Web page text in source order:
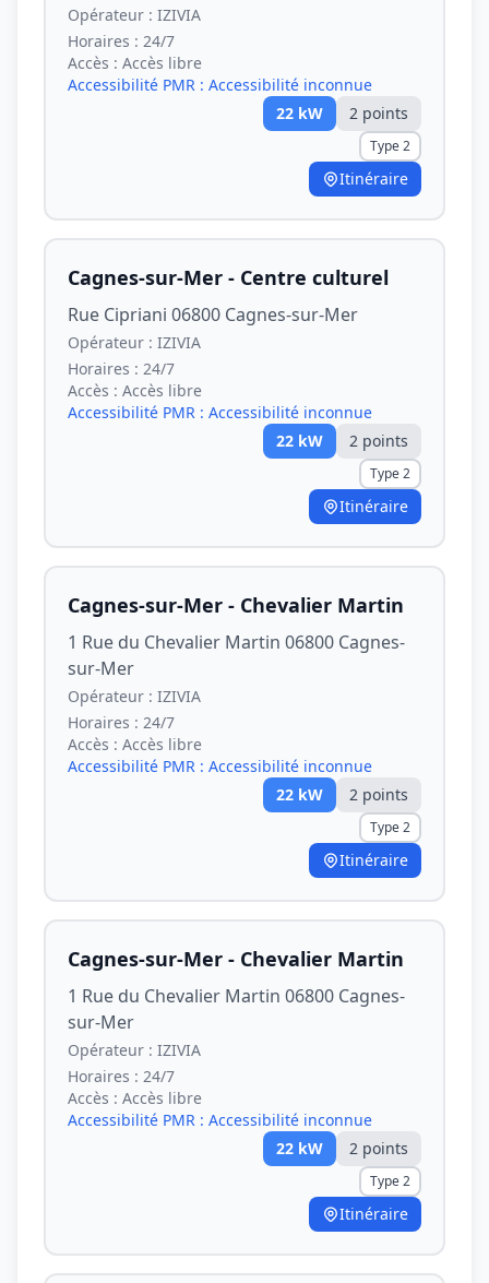
Opérateur : IZIVIA
Horaires : 24/7
Accès : Accès libre
Accessibilité PMR : Accessibilité inconnue
22 kW 2 points
Type 2
Itinéraire
Cagnes-sur-Mer - Centre culturel
Rue Cipriani 06800 Cagnes-sur-Mer
Opérateur : IZIVIA
Horaires : 24/7
Accès : Accès libre
Accessibilité PMR : Accessibilité inconnue
22 kW 2 points
Type 2
Itinéraire
Cagnes-sur-Mer - Chevalier Martin
1 Rue du Chevalier Martin 06800 Cagnes-
sur-Mer
Opérateur : IZIVIA
Horaires : 24/7
Accès : Accès libre
Accessibilité PMR : Accessibilité inconnue
22 kW 2 points
Type 2
Itinéraire
Cagnes-sur-Mer - Chevalier Martin
1 Rue du Chevalier Martin 06800 Cagnes-
sur-Mer
Opérateur : IZIVIA
Horaires : 24/7
Accès : Accès libre
Accessibilité PMR : Accessibilité inconnue
22 kW 2 points
Type 2
Itinéraire